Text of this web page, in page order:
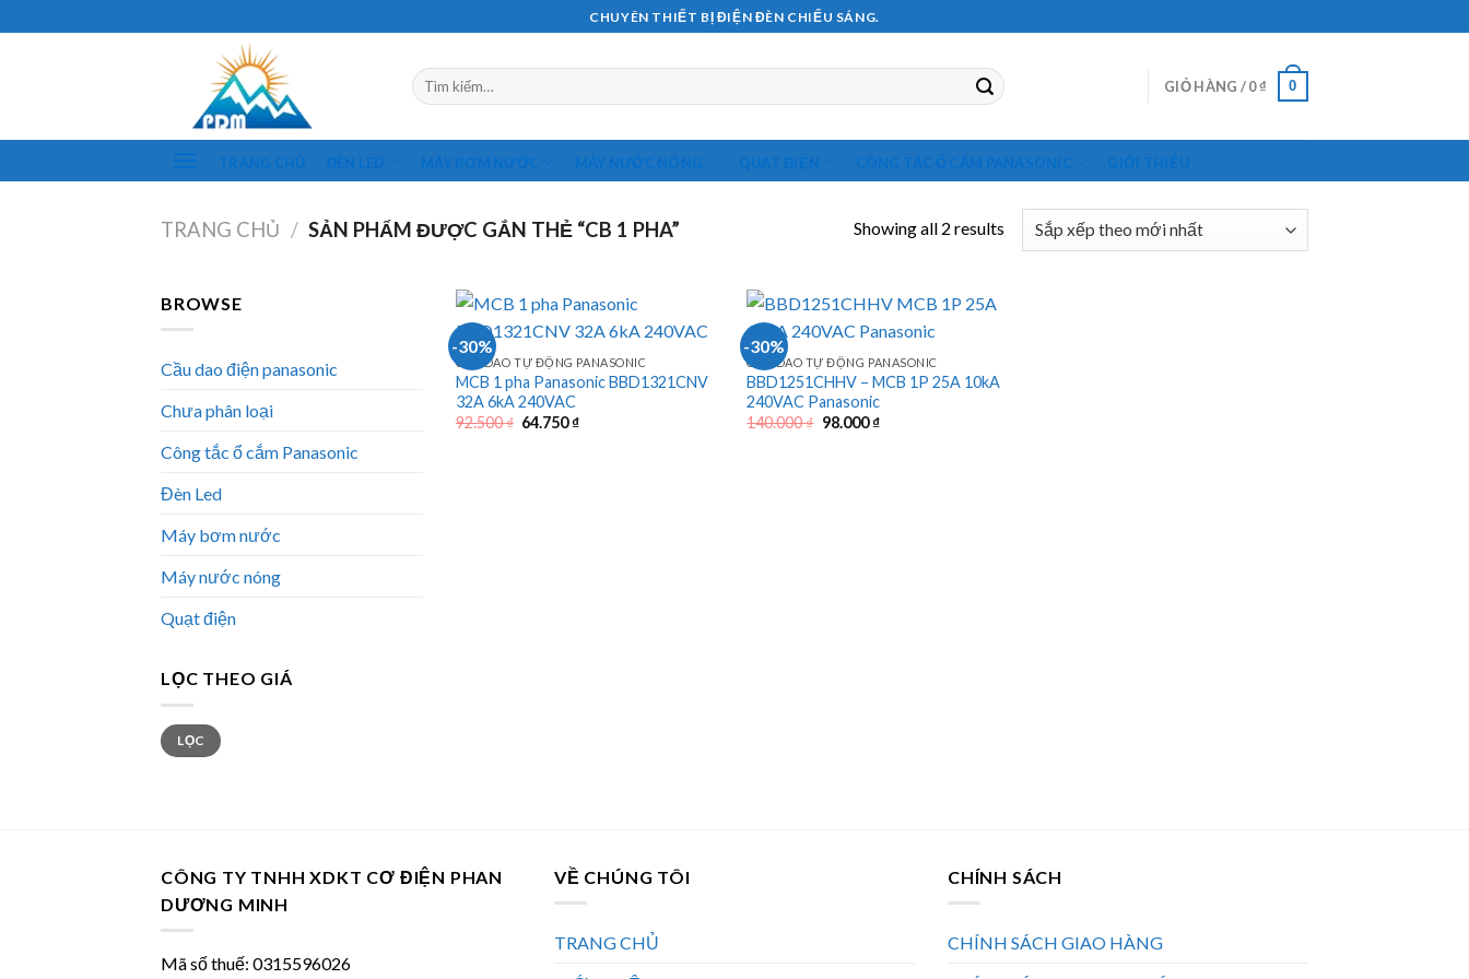
to
CHUYÊN THIẾT BỊ ĐIỆN ĐÈN CHIẾU SÁNG.
Tìm
kiếm:
GIỎ HÀNG /0₫ 0
TRANG CHỦ ĐÈN LED MÁY BƠM NƯỚC MÁY NƯỚC NÓNG QUẠT ĐIỆN CÔNG TẮC Ổ CẮM PANASONIC GIỚI THIỆU
TRANG CHỦ / SẢN PHẨM ĐƯỢC GẮN THẺ “CB 1 PHA” Showing all 2 results
BROWSE
Cầu dao điện panasonic
Chưa phân loại
Công tắc ổ cắm Panasonic
Đèn Led
Máy bơm nước
Máy nước nóng
Quạt điện
LỌC THEO GIÁ
Giá
tối
thiểu
Giá
tối
đa
LỌC
-30%
CẦU DAO TỰ ĐỘNG PANASONIC
MCB 1 pha Panasonic BBD1321CNV
32A 6kA 240VAC
92.500₫ Giá
64.750₫Giá
-30%
CẦU DAO TỰ ĐỘNG PANASONIC
BBD1251CHHV – MCB 1P 25A 10kA
240VAC Panasonic
140.000₫ Giá
98.000₫Giá
CÔNG TY TNHH XDKT CƠ ĐIỆN PHAN
DƯƠNG MINH
Mã số thuế: 0315596026
VỀ CHÚNG TÔI
TRANG CHỦ
CHÍNH SÁCH
CHÍNH SÁCH GIAO HÀNG